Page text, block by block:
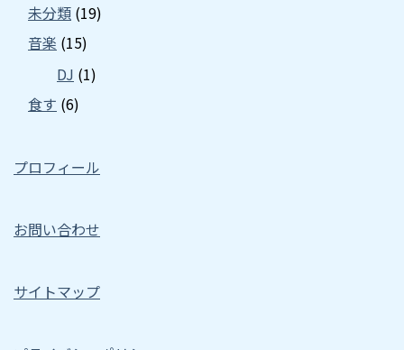
未分類 (19)
音楽 (15)
DJ (1)
食す (6)
プロフィール
お問い合わせ
サイトマップ